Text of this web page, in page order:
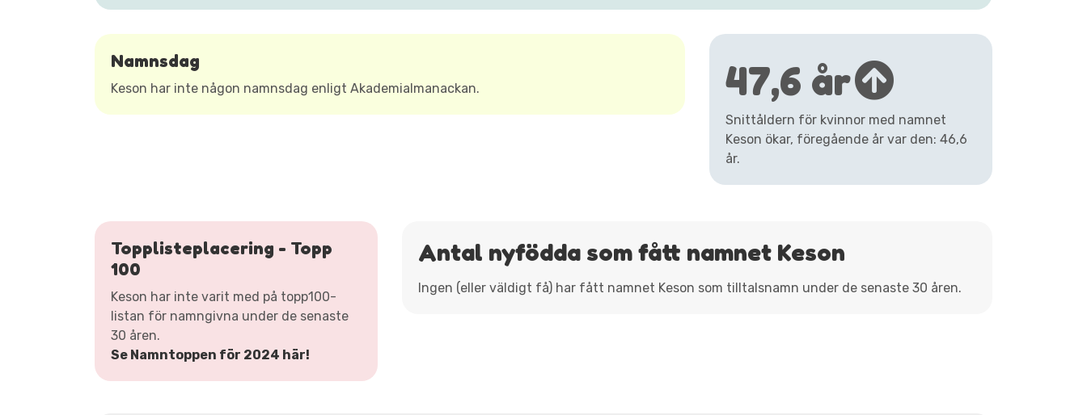
Namnsdag
Keson har inte någon namnsdag enligt Akademialmanackan. 47,6 år
Snittåldern för kvinnor med namnet
Keson ökar, föregående år var den: 46,6
år.
Topplisteplacering - Topp
100
Keson har inte varit med på topp100-
listan för namngivna under de senaste
30 åren.
Se Namntoppen för 2024 här!
Antal nyfödda som fått namnet Keson
Ingen (eller väldigt få) har fått namnet Keson som tilltalsnamn under de senaste 30 åren.